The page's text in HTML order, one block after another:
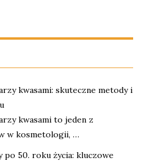
kwasami: skuteczne metody i
kwasami to jeden z
w kosmetologii, …
po 50. roku życia: kluczowe